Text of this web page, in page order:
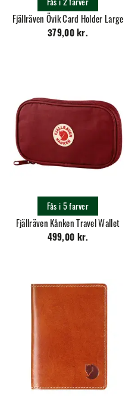
Fjällräven Övik Card Holder Large
379,00 kr.
Fjällräven Kånken Travel Wallet
499,00 kr.
Fås i 5 farver